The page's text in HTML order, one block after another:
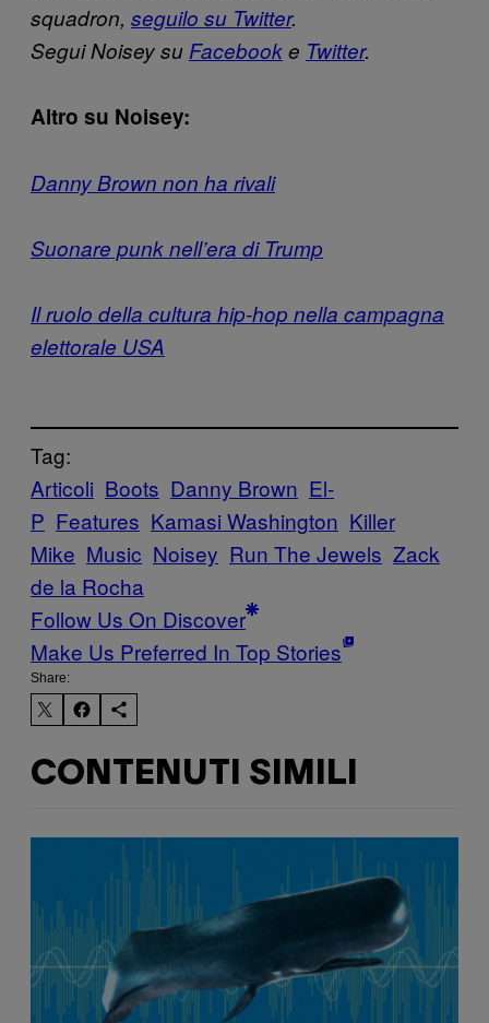
squadron, seguilo su Twitter.
Segui Noisey su Facebooke Twitter.
Altro su Noisey:
Danny Brown non ha rivali
Suonare punk nell’era di Trump
Il ruolo della cultura hip-hop nella campagna
elettorale USA
Tag:
Articoli Boots Danny Brown El-
P Features Kamasi Washington Killer
Mike Music Noisey Run The Jewels Zack
de la Rocha
Follow Us On Discover
Make Us Preferred In Top Stories
Share:
CONTENUTI SIMILI